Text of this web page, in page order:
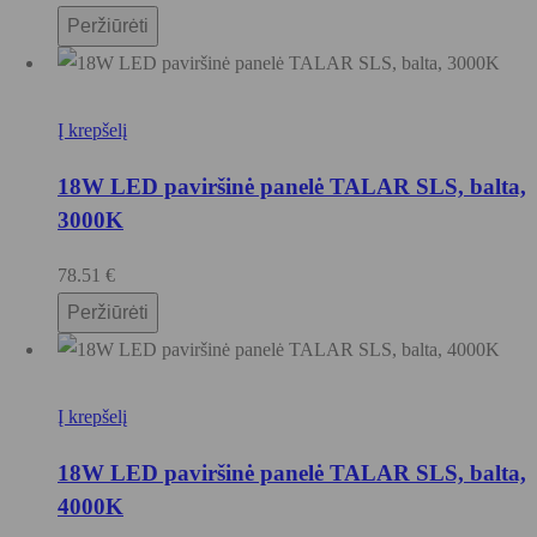
Peržiūrėti
Į krepšelį
18W LED paviršinė panelė TALAR SLS, balta,
3000K
78.51 €
Peržiūrėti
Į krepšelį
18W LED paviršinė panelė TALAR SLS, balta,
4000K